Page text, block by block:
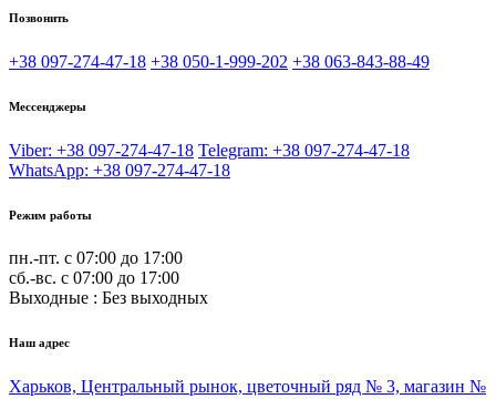
Позвонить
+38 097-274-47-18 +38 050-1-999-202 +38 063-843-88-49
Мессенджеры
Viber: +38 097-274-47-18 Telegram: +38 097-274-47-18
WhatsApp: +38 097-274-47-18
Режим работы
пн.-пт. с 07:00 до 17:00
сб.-вс. с 07:00 до 17:00
Выходные : Без выходных
Наш адрес
Харьков, Центральный рынок, цветочный ряд № 3, магазин №